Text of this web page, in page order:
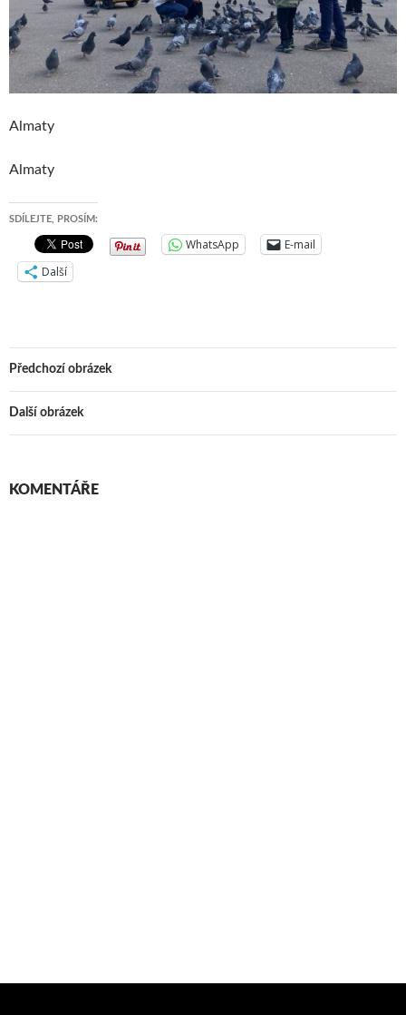
Almaty
Almaty
SDÍLEJTE, PROSÍM:
WhatsApp
E-mail
Další
Předchozí obrázek
Další obrázek
KOMENTÁŘE